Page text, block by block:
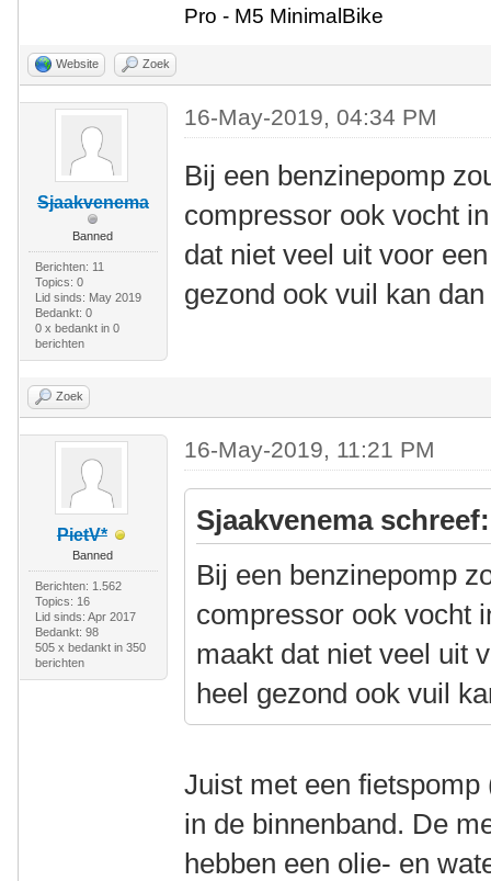
Pro - M5 MinimalBike
Website Zoek
Sjaakvenema
Banned
Berichten: 11
Topics: 0
Lid sinds: May 2019
Bedankt: 0
0 x bedankt in 0
berichten
16-May-2019, 04:34 PM
Bij een benzinepomp
compressor ook vocht
dat niet veel uit voor
gezond ook vuil kan
Zoek
PietV*
Banned
Berichten: 1.562
Topics: 16
Lid sinds: Apr 2017
Bedankt: 98
505 x bedankt in 350
berichten
16-May-2019, 11:21 PM
Sjaakvenema schreef:
Bij een benzinepomp
compressor ook vocht
maakt dat niet veel uit
heel gezond ook vuil
Juist met een
in de binnenband. De
hebben een olie- en